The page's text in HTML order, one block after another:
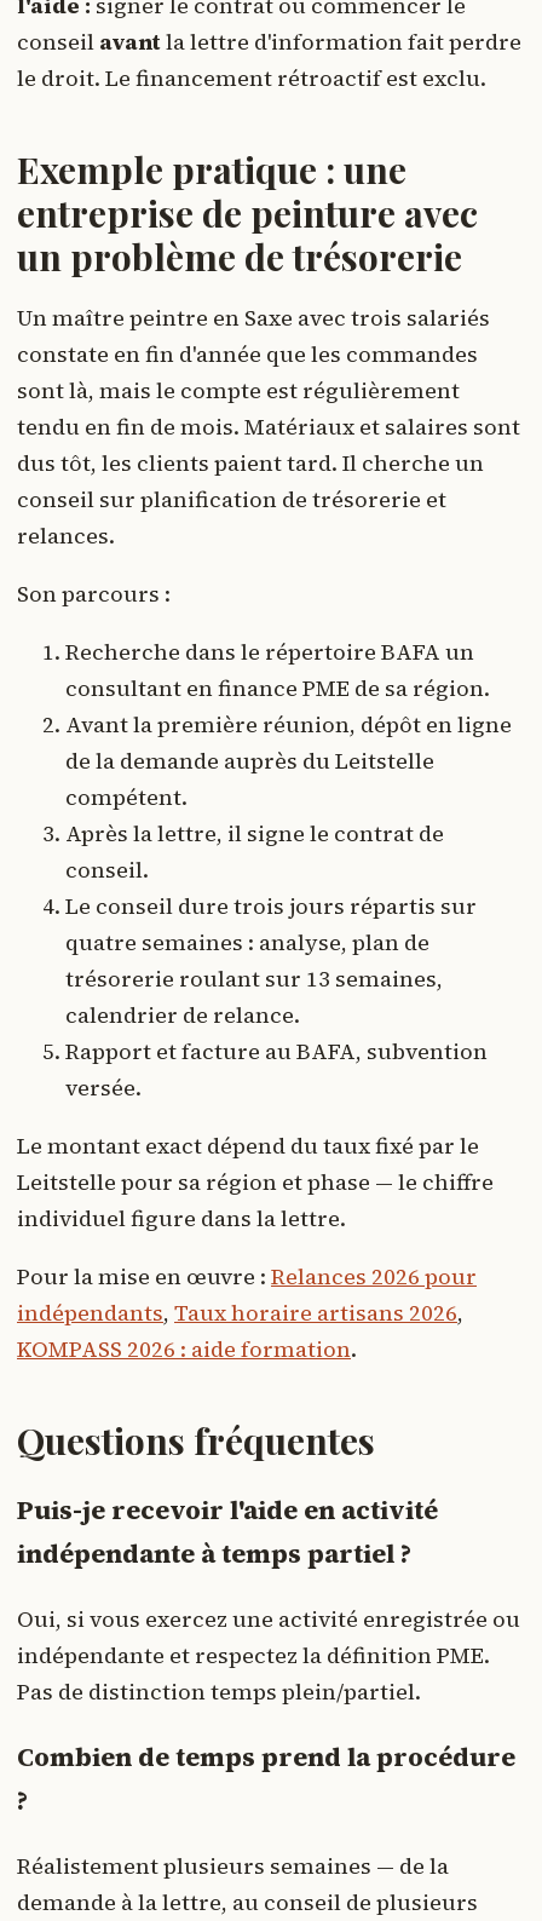
conseil avantla lettre d'information fait perdre
le droit. Le financement rétroactif est exclu.
Exemple pratique : une
entreprise de peinture avec
un problème de trésorerie
Un maître peintre en Saxe avec trois salariés
constate en fin d'année que les commandes
sont là, mais le compte est régulièrement
tendu en fin de mois. Matériaux et salaires sont
dus tôt, les clients paient tard. Il cherche un
conseil sur planification de trésorerie et
relances.
Son parcours :
Recherche dans le répertoire BAFA un
consultant en finance PME de sa région.
Avant la première réunion, dépôt en ligne
de la demande auprès du Leitstelle
compétent.
Après la lettre, il signe le contrat de
conseil.
Le conseil dure trois jours répartis sur
quatre semaines : analyse, plan de
trésorerie roulant sur 13 semaines,
calendrier de relance.
Rapport et facture au BAFA, subvention
versée.
Le montant exact dépend du taux fixé par le
Leitstelle pour sa région et phase — le chiffre
individuel figure dans la lettre.
Pour la mise en œuvre : Relances 2026 pour
indépendants, Taux horaire artisans 2026,
KOMPASS 2026 : aide formation.
Questions fréquentes
Puis-je recevoir l'aide en activité
indépendante à temps partiel ?
Oui, si vous exercez une activité enregistrée ou
indépendante et respectez la définition PME.
Pas de distinction temps plein/partiel.
Combien de temps prend la procédure
?
Réalistement plusieurs semaines — de la
demande à la lettre, au conseil de plusieurs